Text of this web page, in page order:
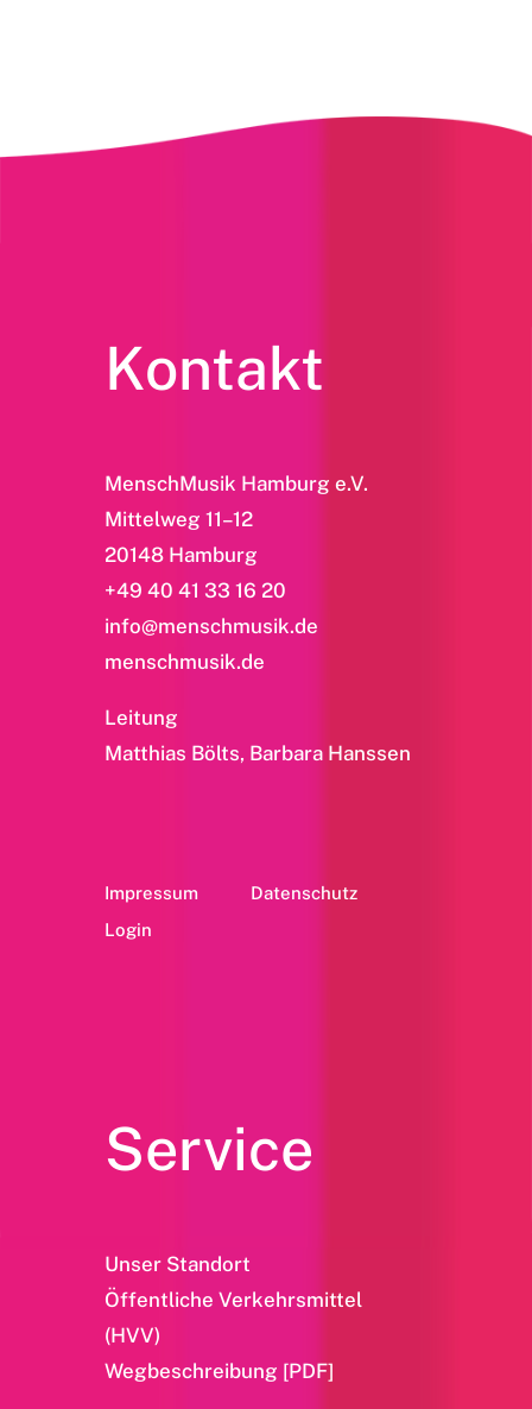
Kontakt
MenschMusik Hamburg e.V.
Mittelweg 11–12
20148 Hamburg
+49 40 41 33 16 20
info@menschmusik.de
menschmusik.de
Leitung
Matthias Bölts, Barbara Hanssen
Impressum
Datenschutz
Login
Service
Unser Standort
Öffentliche Verkehrsmittel
(HVV)
Wegbeschreibung [PDF]